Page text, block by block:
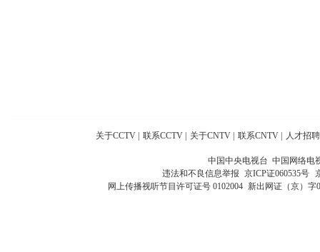
关于CCTV 联系CCTV 关于CNTV 联系CNTV 人才招聘
中国中央电视台 中国网络电
违法和不良信息举报 京ICP证060535号
网上传播视听节目许可证号 0102004 新出网证（京）